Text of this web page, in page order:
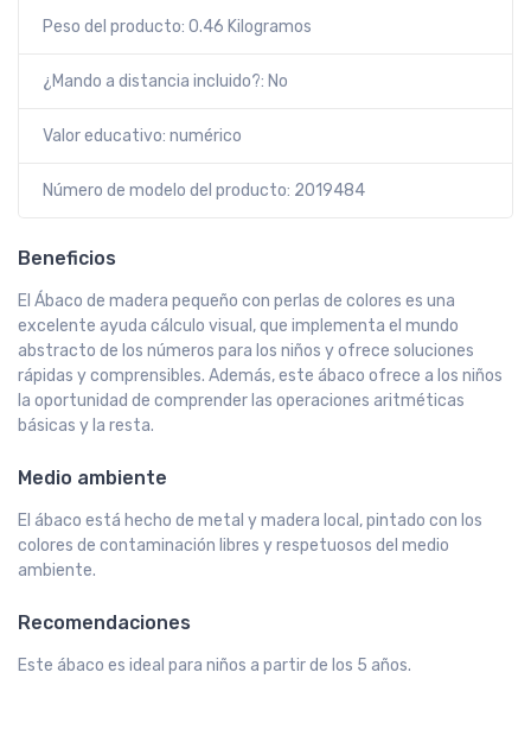
Peso del producto: 0.46 Kilogramos
¿Mando a distancia incluido?: No
Valor educativo: numérico
Número de modelo del producto: 2019484
Beneficios
El Ábaco de madera pequeño con perlas de colores es una
excelente ayuda cálculo visual, que implementa el mundo
abstracto de los números para los niños y ofrece soluciones
rápidas y comprensibles. Además, este ábaco ofrece a los niños
la oportunidad de comprender las operaciones aritméticas
básicas y la resta.
Medio ambiente
El ábaco está hecho de metal y madera local, pintado con los
colores de contaminación libres y respetuosos del medio
ambiente.
Recomendaciones
Este ábaco es ideal para niños a partir de los 5 años.